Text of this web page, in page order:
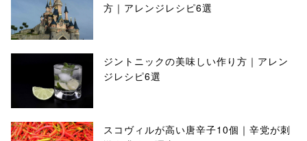
方｜アレンジレシピ6選
ジントニックの美味しい作り方｜アレン
ジレシピ6選
スコヴィルが高い唐辛子10個｜辛党が刺